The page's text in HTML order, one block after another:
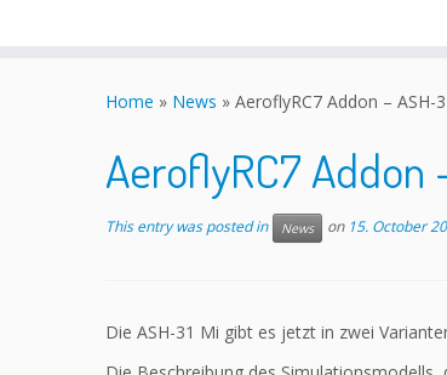
Home » News » AeroflyRC7 Addon –
AeroflyRC7 Addon
This entry was posted in News on 15. October
Die ASH-31 Mi gibt es jetzt in zwei